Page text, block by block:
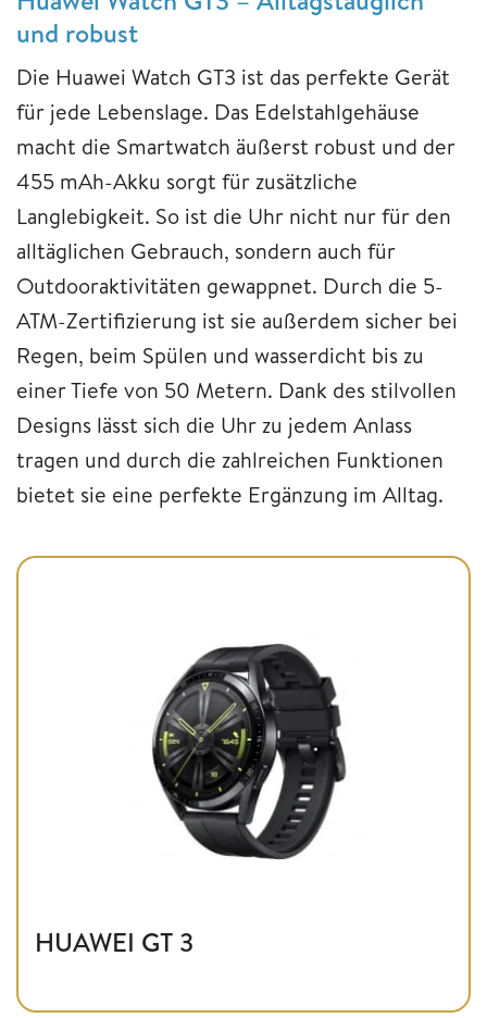
und robust
Die Huawei Watch GT3 ist das perfekte Gerät
für jede Lebenslage. Das Edelstahlgehäuse
macht die Smartwatch äußerst robust und der
455 mAh-Akku sorgt für zusätzliche
Langlebigkeit. So ist die Uhr nicht nur für den
alltäglichen Gebrauch, sondern auch für
Outdooraktivitäten gewappnet. Durch die 5-
ATM-Zertifizierung ist sie außerdem sicher bei
Regen, beim Spülen und wasserdicht bis zu
einer Tiefe von 50 Metern. Dank des stilvollen
Designs lässt sich die Uhr zu jedem Anlass
tragen und durch die zahlreichen Funktionen
bietet sie eine perfekte Ergänzung im Alltag.
HUAWEI GT 3